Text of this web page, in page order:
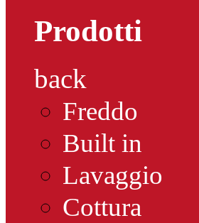
Prodotti
back
Freddo
Built in
Lavaggio
Cottura